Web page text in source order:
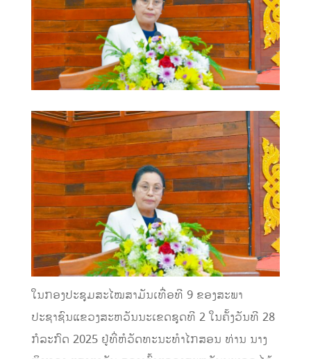
ໃນກອງປະຊຸມສະໄໝສາມັນເທື່ອທີ 9 ຂອງສະພາ
ປະຊາຊົນແຂວງສະຫວັນນະເຂດຊຸດທີ 2 ໃນຄັ້ງວັນທີ 28
ກໍລະກົດ 2025 ຢູ່ທີ່ຫໍວັດທະນະທໍາໄກສອນ ທ່ານ ນາງ